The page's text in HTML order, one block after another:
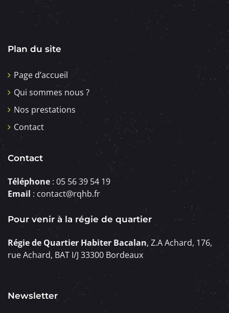
Plan du site
Page d’accueil
Qui sommes nous ?
Nos prestations
Contact
Contact
Téléphone : 05 56 39 54 19
Email : contact@rqhb.fr
Pour venir à la régie de quartier
Régie de Quartier Habiter Bacalan, Z.A Achard, 176,
rue Achard, BAT I/J 33300 Bordeaux
Newsletter